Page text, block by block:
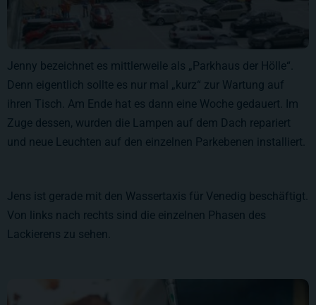
Jenny bezeichnet es mittlerweile als „Parkhaus der Hölle“.
Denn eigentlich sollte es nur mal „kurz“ zur Wartung auf
ihren Tisch. Am Ende hat es dann eine Woche gedauert. Im
Zuge dessen, wurden die Lampen auf dem Dach repariert
und neue Leuchten auf den einzelnen Parkebenen installiert.
Jens ist gerade mit den Wassertaxis für Venedig beschäftigt.
Von links nach rechts sind die einzelnen Phasen des
Lackierens zu sehen.